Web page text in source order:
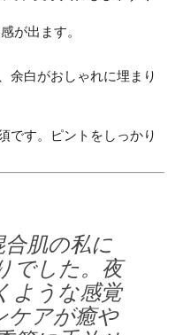
が出ます。
余白がおしゃれに埋まり
です。ピントをしっかり
肌の私に
でした。夜
ような感覚
ケアが癒や